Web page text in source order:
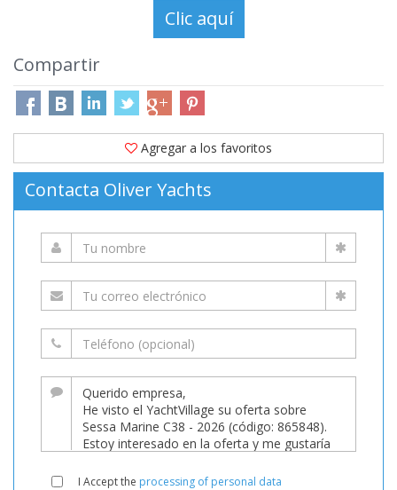
Compartir
Agregar a los favoritos
Contacta Oliver Yachts
I Accept the processing of personal data